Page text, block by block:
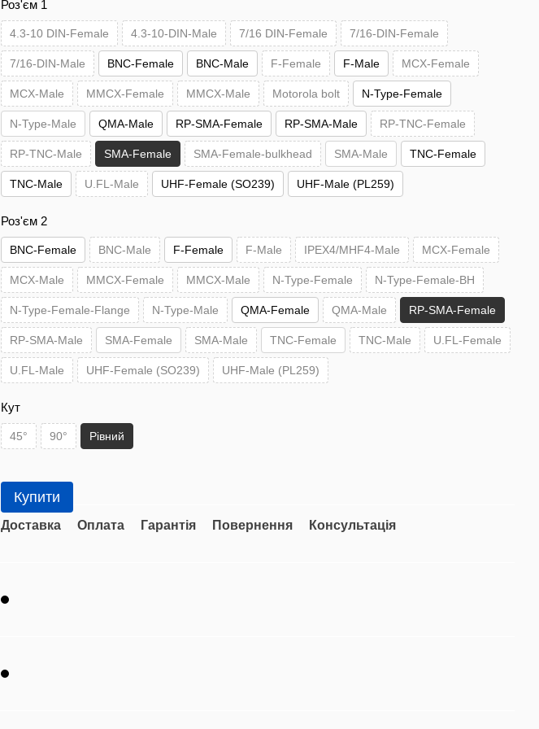
Роз'єм 1
4.3-10 DIN-Female 4.3-10-DIN-Male 7/16 DIN-Female 7/16-DIN-Female
7/16-DIN-Male BNC-Female BNC-Male F-Female F-Male MCX-Female
MCX-Male MMCX-Female MMCX-Male Motorola bolt N-Type-Female
N-Type-Male QMA-Male RP-SMA-Female RP-SMA-Male RP-TNC-Female
RP-TNC-Male SMA-Female SMA-Female-bulkhead SMA-Male TNC-Female
TNC-Male U.FL-Male UHF-Female (SO239) UHF-Male (PL259)
Роз'єм 2
BNC-Female BNC-Male F-Female F-Male IPEX4/MHF4-Male MCX-Female
MCX-Male MMCX-Female MMCX-Male N-Type-Female N-Type-Female-BH
N-Type-Female-Flange N-Type-Male QMA-Female QMA-Male RP-SMA-Female
RP-SMA-Male SMA-Female SMA-Male TNC-Female TNC-Male U.FL-Female
U.FL-Male UHF-Female (SO239) UHF-Male (PL259)
Кут
45° 90° Рівний
Купити
Доставка Оплата Гарантія Повернення Консультація